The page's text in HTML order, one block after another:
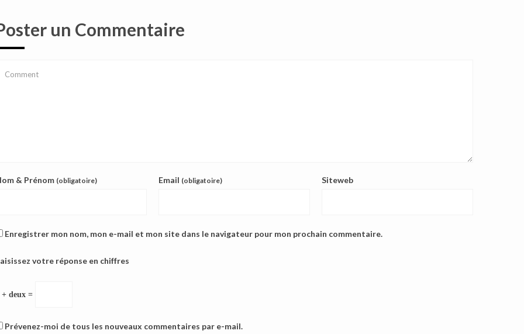
un Commentaire
& Prénom (obligatoire) Email (obligatoire) Siteweb
Enregistrer mon nom, mon e-mail et mon site dans le navigateur pour mon prochain commentaire.
votre réponse en chiffres
+ deux =
Prévenez-moi de tous les nouveaux commentaires par e-mail.